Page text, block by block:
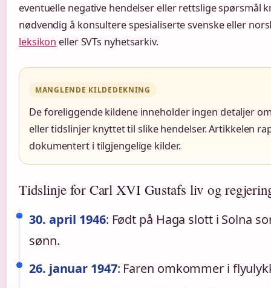
eventuelle negative hendelser eller rettslige spørsmål
nødvendig å konsultere spesialiserte svenske eller
leksikon eller SVTs nyhetsarkiv.
MANGLENDE KILDEDEKNING
De foreliggende kildene inneholder ingen detaljer
eller tidslinjer knyttet til slike hendelser. Artikkelen
dokumentert i tilgjengelige kilder.
Tidslinje for Carl XVI Gustafs liv og
30. april 1946: Født på Haga slott i Solna
sønn.
26. januar 1947: Faren omkommer i